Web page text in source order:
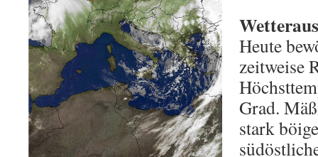
Heute
zeitweise
Grad.
stark